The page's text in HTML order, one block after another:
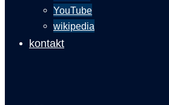
YouTube
wikipedia
kontakt